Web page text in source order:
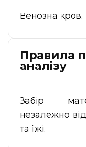
Венозна кров.
Правила
аналізу
Забір
незалежно
та їжі.